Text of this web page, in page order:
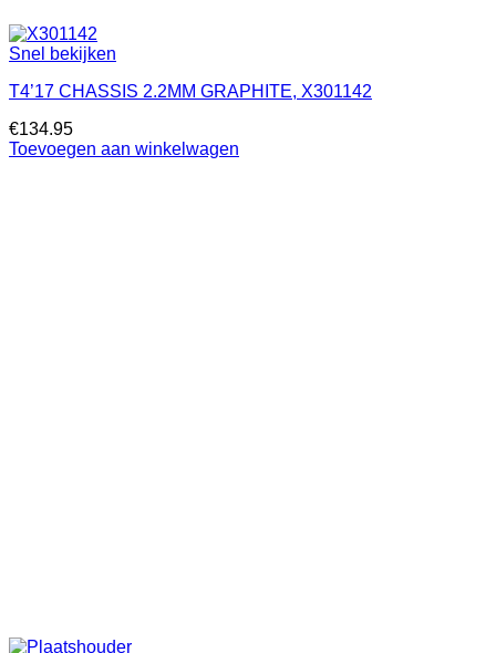
Snel bekijken
T4’17 CHASSIS 2.2MM GRAPHITE, X301142
€134.95
Toevoegen aan winkelwagen